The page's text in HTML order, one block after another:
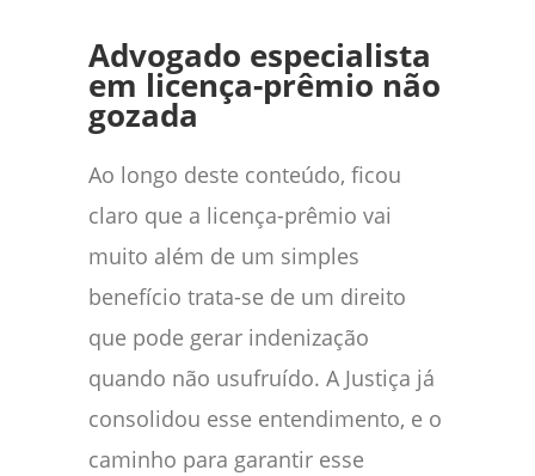
Advogado especialista
em licença-prêmio não
gozada
Ao longo deste conteúdo, ficou
claro que a licença-prêmio vai
muito além de um simples
benefício trata-se de um direito
que pode gerar indenização
quando não usufruído. A Justiça já
consolidou esse entendimento, e o
caminho para garantir esse